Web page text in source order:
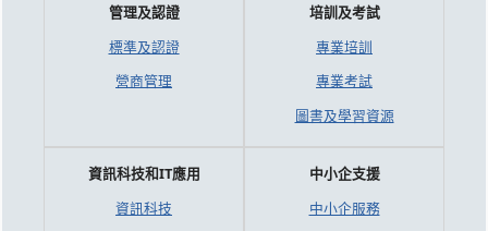
管理及認證
標準及認證
營商管理
培訓及考試
專業培訓
專業考試
圖書及學習資源
資訊科技和IT應用
資訊科技
中小企支援
中小企服務